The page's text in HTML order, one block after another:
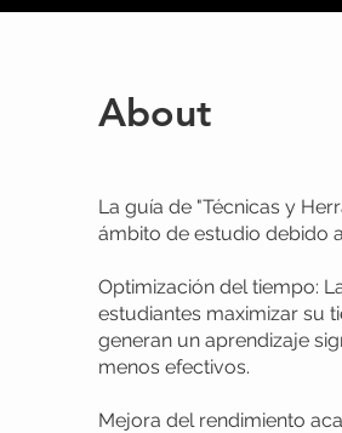
About
La guía de "Técnicas y
ámbito de estudio debido
Optimización del tiempo:
estudiantes maximizar su
generan un aprendizaje
menos efectivos.
Mejora del rendimiento